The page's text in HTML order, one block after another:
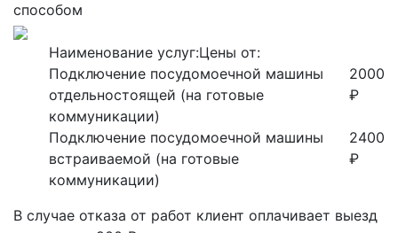
способом
Наименование услуг:Цены от:
Подключение посудомоечной машины
отдельностоящей (на готовые
коммуникации)
2000
₽
Подключение посудомоечной машины
встраиваемой (на готовые
коммуникации)
2400
₽
В случае отказа от работ клиент оплачивает выезд